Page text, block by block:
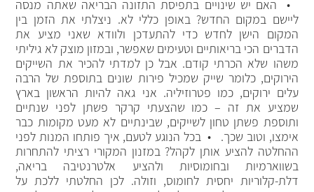
• האם יש שינויים בתפיסת התזונה הבריאה שאתה מנסה
ליישם במקום החדש? באופן כללי לא. ניצלתי את הזמן בין
המקום הישן לחדש כדי להתעדכן ולוודא שאני מציע את
הדברים הכי בריאותיים וטעימים שאפשר, ובמזון מוצק לא גיליתי
משהו שלא הכרתי קודם. אבל כן למדתי להכיר את השייקים
הירוקים, כלומר שייק שמכיל פירות שונים בתוספת של הרבה
עלים ירוקים, כמו פטרוזיליה. אני גאה להיות הראשון בארץ
שמציע את זה – כמו שהצעתי קרקר פשתן לפני שנתיים
ותוספת פשתן טחון לשייקים, שבינתיים לא מעט מקומות כבר
אימצו, וטוב שכך. • בכל הנוגע לטעם, איך פותחו המנות לפני
ההחלטה להציע אותן לקהל? במזנון המקורי רציתי להתחרות
בשווארמיות ובחומוסיות ולהציע אלטרנטיבה בריאה,
דלת-קלוריות יחסית לחומוס, וזולה. לכן החלטתי ללכת על